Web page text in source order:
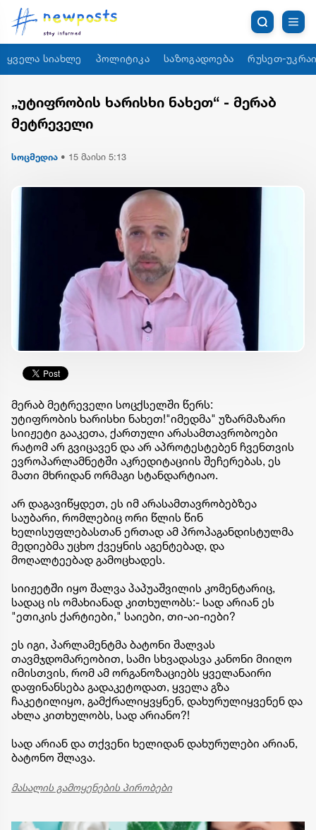
ყველა სიახლე პოლიტიკა საზოგადოება რუსეთ-
„უტიფრობის ხარისხი ნახეთ“ - მერაბ
მეტრეველი
სოცმედია • 15 მაისი 5:13
მერაბ მეტრეველი სოცქსელში წერს:
უტიფრობის ხარისხი ნახეთ!"იმედმა" უზარმაზარი
სიიჟეტი გააკეთა, ქართული არასამთავრობოები
რატომ არ გვიცავენ და არ აპროტესტებენ ჩვენთვის
ევროპარლამნეტში აკრედიტაციის შეჩერებას, ეს
მათი მხრიდან ორმაგი სტანდარტიაო.
არ დაგავიწყდეთ, ეს იმ არასამთავრობებზეა
საუბარი, რომლებიც ორი წლის წინ
ხელისუფლებასთან ერთად ამ პროპაგანდისტულმა
მედიებმა უცხო ქვეყნის აგენტებად, და
მოღალტეებად გამოცხადეს.
სიიჟეტში იყო შალვა პაპუაშვილის კომენტარიც,
სადაც ის ომახიანად კითხულობს:- სად არიან ეს
"ეთიკის ქარტიები," საიები, თი-აი-იები?
ეს იგი, პარლამენტმა ბატონი შალვას
თავმჯდომარეობით, სამი სხვადასვა კანონი მიიღო
იმისთვის, რომ ამ ორგანოზაციებს ყველანაირი
დაფინანსება გადაკეტოდათ, ყველა გზა
ჩაკეტილიყო, გამქრალიყვყნენ, დახურულიყვენენ და
ახლა კითხულობს, სად არიანო?!
სად არიან და თქვენი ხელიდან დახურულები არიან,
ბატონო შლავა.
მასალის გამოყენების პირობები